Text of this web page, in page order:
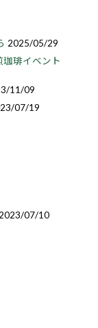
2025/05/29
琲イベント
11/09
07/19
2023/07/10